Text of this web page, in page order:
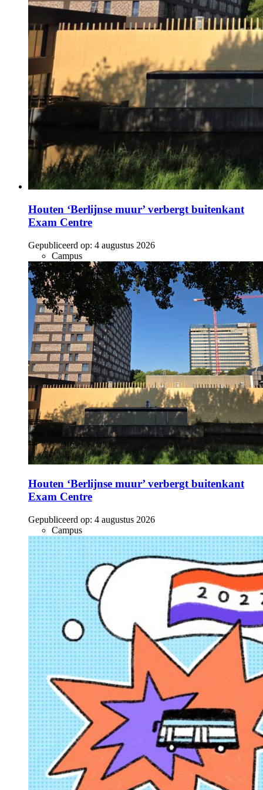
Houten ‘Berlijnse muur’ verbergt buitenkant
Exam Centre
Gepubliceerd op: 4 augustus 2026
Campus
Houten ‘Berlijnse muur’ verbergt buitenkant
Exam Centre
Gepubliceerd op: 4 augustus 2026
Campus